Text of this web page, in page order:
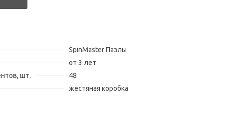
SpinMaster Пазлы
от 3 лет
шт.
48
жестяная коробка